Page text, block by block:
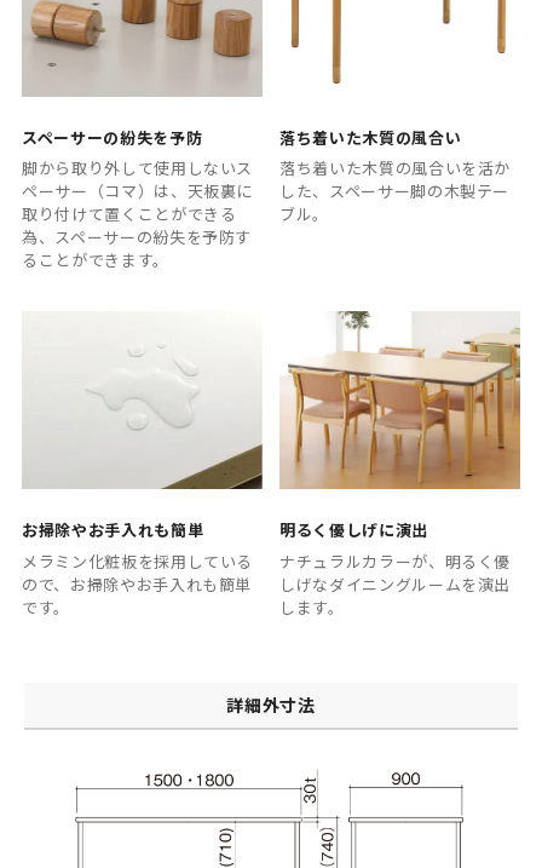
スペーサーの紛失を予防
脚から取り外して使用しないス
ペーサー（コマ）は、天板裏に
取り付けて置くことができる
為、スペーサーの紛失を予防す
ることができます。
落ち着いた木質の風合い
落ち着いた木質の風合いを活か
した、スペーサー脚の木製テー
ブル。
お掃除やお手入れも簡単
メラミン化粧板を採用している
ので、お掃除やお手入れも簡単
です。
明るく優しげに演出
ナチュラルカラーが、明るく優
しげなダイニングルームを演出
します。
詳細外寸法